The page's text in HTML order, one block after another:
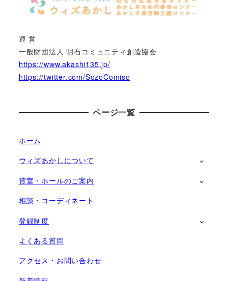
運 営
一般財団法人 明石コミュニティ創造協会
https://www.akashi135.jp/
https://twitter.com/SozoComiso
ページ一覧
ホーム
ウィズあかしについて
貸室・ホールのご案内
相談・コーディネート
登録制度
よくある質問
アクセス・お問い合わせ